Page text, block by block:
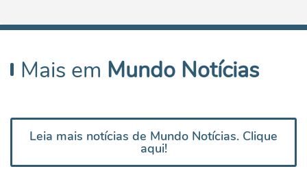
Mais em Mundo Notícias
Leia mais notícias de Mundo Notícias. Clique
aqui!